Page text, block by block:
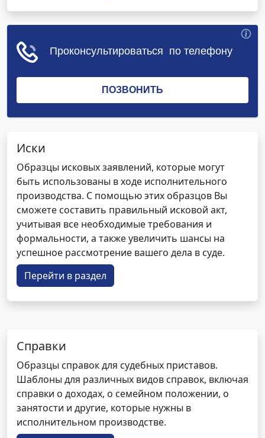
Иски
Образцы исковых заявлений, которые могут
быть использованы в ходе исполнительного
производства. С помощью этих образцов Вы
сможете составить правильный исковой акт,
учитывая все необходимые требования и
формальности, а также увеличить шансы на
успешное рассмотрение вашего дела в суде.
Перейти в раздел
Справки
Образцы справок для судебных приставов.
Шаблоны для различных видов справок, включая
справки о доходах, о семейном положении, о
занятости и другие, которые нужны в
исполнительном производстве.